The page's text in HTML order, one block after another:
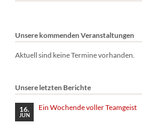
Unsere kommenden Veranstaltungen
Aktuell sind keine Termine vorhanden.
Unsere letzten Berichte
16.
JUN
Ein Wochende voller Teamgeist